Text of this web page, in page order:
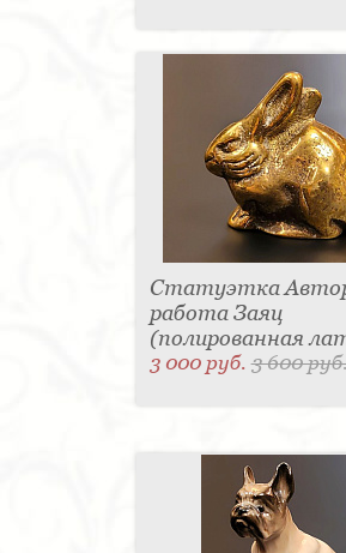
Статуэтка
работа Заяц
(полированная
3 000 руб.3 600